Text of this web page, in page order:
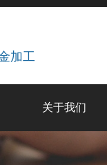
加工
关于我们